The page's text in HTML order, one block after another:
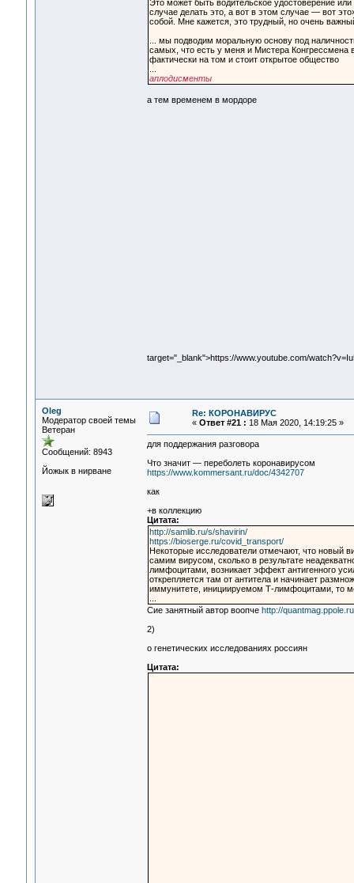
Это может быть водительское удостоверение
случае делать это, а вот в этом случае — вот
собой. Мне кажется, это трудный, но очень
... мы подводим моральную основу под
самых, что есть у меня и Мистера Конгрессмена
фактически на том и стоит открытое общество
аплодисменты
а тем временем в мордоре
target="_blank">https://www.youtube.com/
Oleg
Модератор своей темы
Ветеран
Сообщений: 8943
Йожык в нирване
Re: КОРОНАВИРУС
« Ответ #21 : 18 Мая 2020, 14:19:25 »
для поддержания разговора
Что значит — переболеть коронавирусом
https://www.kommersant.ru/doc/4342707
как
+в коллекцию
Цитата:
http://samlib.ru/s/shavirin/
https://bioserge.ru/covid_transport/
Некоторые исследователи отмечают, что новый
самим вирусом, сколько в результате
лимфоцитами, возникает эффект антигенного
открепляется там от антитела и начинает
иммунитете, инициируемом Т-лимфоцитами, то
Сие занятный автор воопче http://
2)
о генетических исследованиях россиян
Цитата: